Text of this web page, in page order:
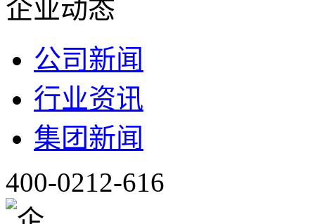
企业动态
公司新闻
行业资讯
集团新闻
400-0212-616